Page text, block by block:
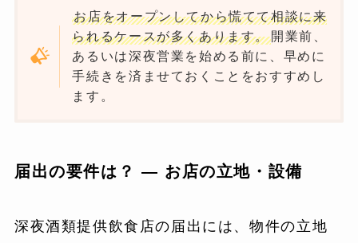
お店をオープンしてから慌てて相談に来
られるケースが多くあります。 開業前、
あるいは深夜営業を始める前に、早めに
手続きを済ませておくことをおすすめし
ます。
届出の要件は？ ― お店の立地・設備
深夜酒類提供飲食店の届出には、物件の立地